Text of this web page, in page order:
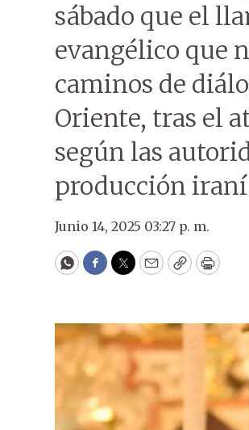
sábado que el
evangélico que
caminos de
Oriente, tras el
según las
producción iraní
Junio 14, 2025 03:27 p. m.
WhatsApp
Facebook
Twitter
EmailCopyPrint